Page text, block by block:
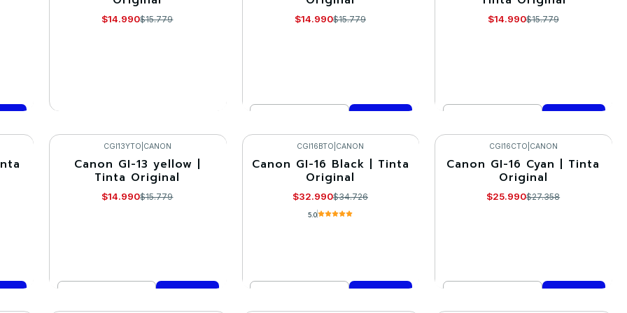
$14.990$15.779
VER DETALLES
$14.990$15.779
Comprar ahora
$14.990$15.779
Comprar ahora
-5%
CGI13YTO CANON
Canon GI-13 yellow |
Tinta Original
$14.990$15.779
-5%
CGI16BTO CANON
Canon GI-16 Black | Tinta
Original
$32.990$34.726
5.0
-5%
CGI16CTO CANON
Canon GI-16 Cyan | Tinta
Original
$25.990$27.358